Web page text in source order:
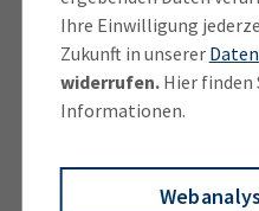
Ihre Einwilligung
Zukunft in unserer
widerrufen.Hier finden
Informationen.
Grundlagen und
selbst, als auch
Influencer
Veranstaltung findet
von 15:00 bis 18:00